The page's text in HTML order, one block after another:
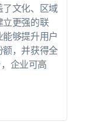
文化、区域
立更强的联
够提升用户
，并获得全
企业可高